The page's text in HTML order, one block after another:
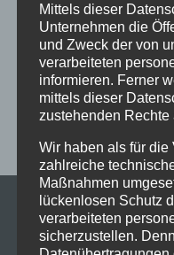
Martinszell Ofenbau
Ofenheizung
Treibhausemissionen
Öfen
KONTAKT
Klein & Schuster
Mittels dieser
Unternehmen die
und Zweck der von
verarbeiteten
informieren. Ferner
mittels dieser
zustehenden Rechte
Wir haben als für die
zahlreiche
Maßnahmen
lückenlosen Schutz
verarbeiteten
sicherzustellen.